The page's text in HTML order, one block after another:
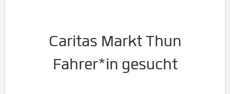
Caritas Markt Thun
Fahrer*in gesucht